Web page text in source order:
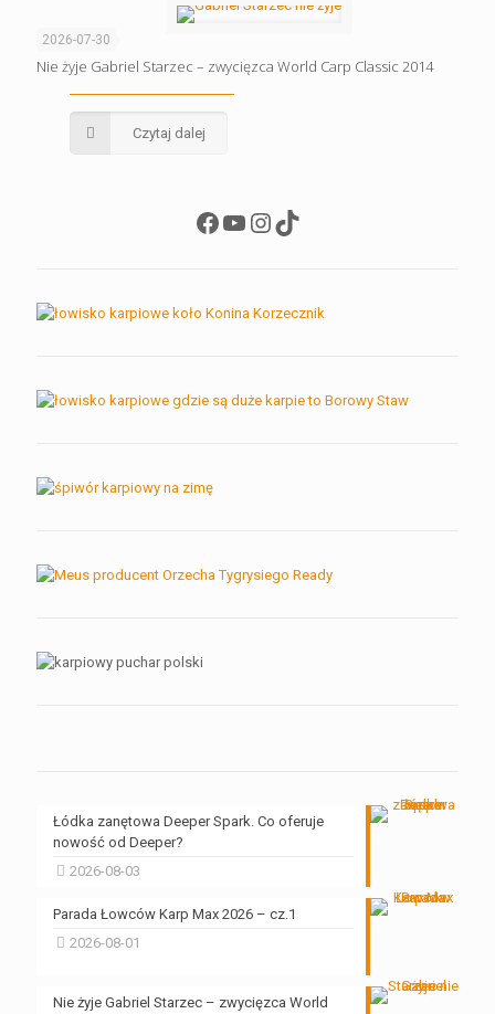
2026-07-30
Nie żyje Gabriel Starzec – zwycięzca World Carp Classic 2014
Czytaj dalej
Facebook
YouTube
Instagram
TikTok
Łódka zanętowa Deeper Spark. Co oferuje
nowość od Deeper?
2026-08-03
Parada Łowców Karp Max 2026 – cz.1
2026-08-01
Nie żyje Gabriel Starzec – zwycięzca World